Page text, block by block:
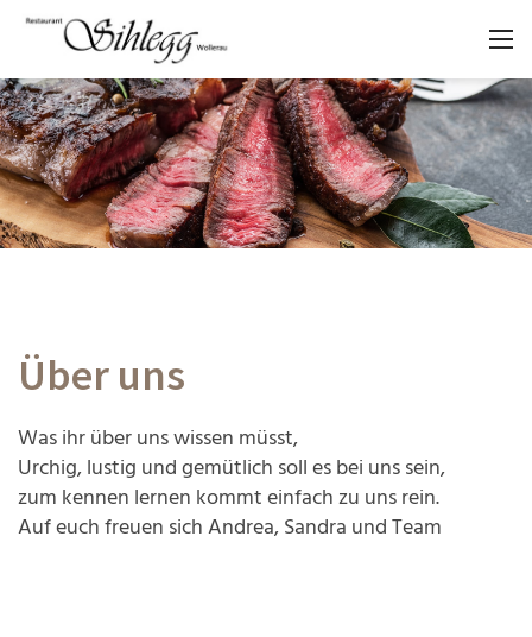
Über uns
Was ihr über uns wissen müsst,
Urchig, lustig und gemütlich soll es bei uns sein,
zum kennen lernen kommt einfach zu uns rein.
Auf euch freuen sich Andrea, Sandra und Team